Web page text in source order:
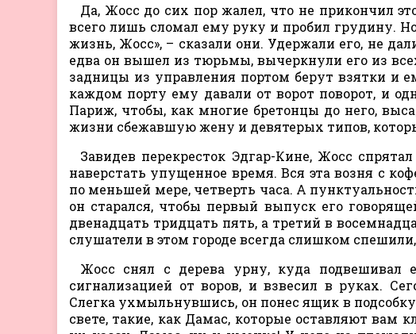
Да, Жосс до сих пор жалел, что не прикончил
всего лишь сломал ему руку и пробил грудину.
жизнь, Жосс», – сказали они. Удержали его, не
едва он вышел из тюрьмы, вычеркнули его из
задницы из управления портом берут взятки и
каждом порту ему давали от ворот поворот, и
Париж, чтобы, как многие бретонцы до него,
жизни сбежавшую жену и девятерых типов,
Завидев перекресток Эдгар-Кине, Жосс
наверстать упущенное время. Вся эта возня с
по меньшей мере, четверть часа. А
он старался, чтобы первый выпуск его
двенадцать тридцать пять, а третий в
слушатели в этом городе всегда слишком
Жосс снял с дерева урну, куда подвешивал
сигнализацией от воров, и взвесил в руках.
Слегка ухмыльнувшись, он понес ящик в
свете, такие, как Дамас, которые оставляют вам